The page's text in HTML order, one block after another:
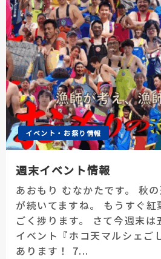
イベント・お祭り情報
週末イベント情報
あおもり むなかたです。 秋
が続いてますね。 もうすぐ紅
ごく捗ります。 さて今週末
イベント『ホコ天マルシェご
あります！ 7...